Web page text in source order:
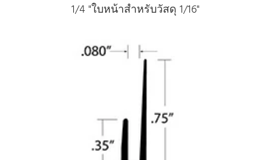
1/4 "ใบหน้าสําหรับวัสดุ 1/16"